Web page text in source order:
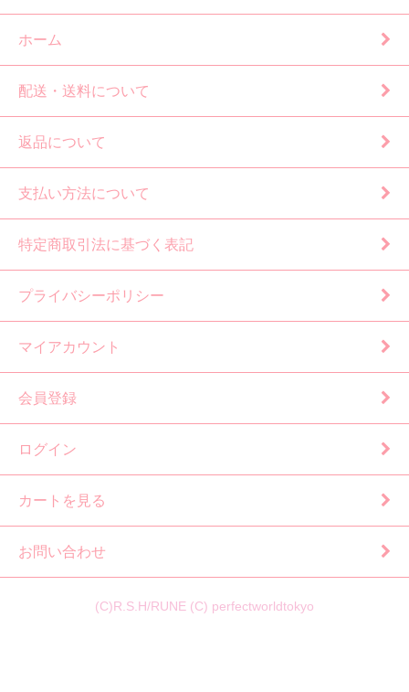
ホーム
配送・送料について
返品について
支払い方法について
特定商取引法に基づく表記
プライバシーポリシー
マイアカウント
会員登録
ログイン
カートを見る
お問い合わせ
(C)R.S.H/RUNE (C) perfectworldtokyo